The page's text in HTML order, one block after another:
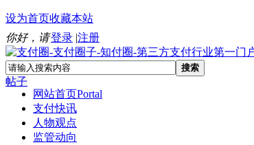
设为首页收藏本站
你好，请登录 |注册
帖子
搜索
网站首页Portal
支付快讯
人物观点
监管动向